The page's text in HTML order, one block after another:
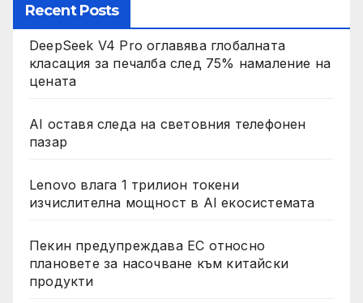
Recent Posts
DeepSeek V4 Pro оглавява глобалната
класация за печалба след 75% намаление на
цената
AI оставя следа на световния телефонен
пазар
Lenovo влага 1 трилион токени
изчислителна мощност в AI екосистемата
Пекин предупреждава ЕС относно
плановете за насочване към китайски
продукти